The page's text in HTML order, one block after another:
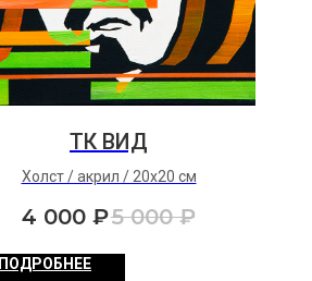
ТК ВИД
Холст / акрил / 20х20 см
4 000 ₽5 000 ₽
ПОДРОБНЕЕ